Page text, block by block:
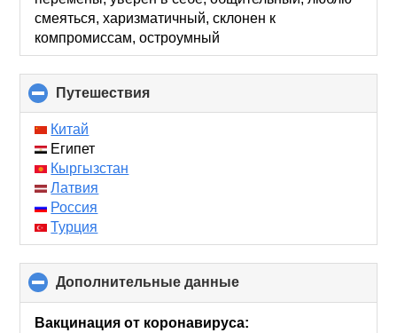
смеяться, харизматичный, склонен к
компромиссам, остроумный
Путешествия
to
Китай
Египет
Кыргызстан
Латвия
Россия
Турция
Дополнительные данные
to
collapse
Вакцинация от коронавируса: